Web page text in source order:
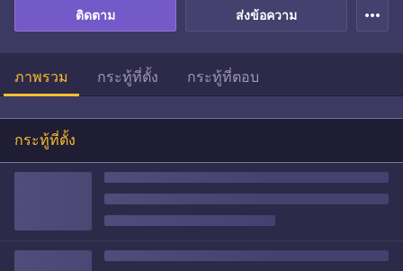
ส่งข้อความ
ติดตาม more_horiz
ภาพรวม กระทู้ที่ตั้ง กระทู้ที่ตอบ
กระทู้ที่ตั้ง